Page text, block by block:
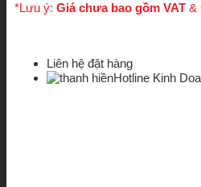
*Lưu ý: Giá chưa bao gồm VAT &
Liên hệ đặt hàng
Hotline Kinh